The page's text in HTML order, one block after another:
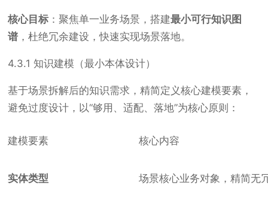
核心目标 ：聚焦单一业务场景，搭建最小可行知识图
谱 ，杜绝冗余建设，快速实现场景落地。
4.3.1 知识建模（最小本体设计）
基于场景拆解后的知识需求，精简定义核心建模要素，
避免过度设计，以“够用、适配、落地”为核心原则：
建模要素 核心内容
实体类型 场景核心业务对象，精简无